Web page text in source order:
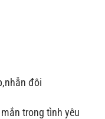
đôi
trong tình yêu